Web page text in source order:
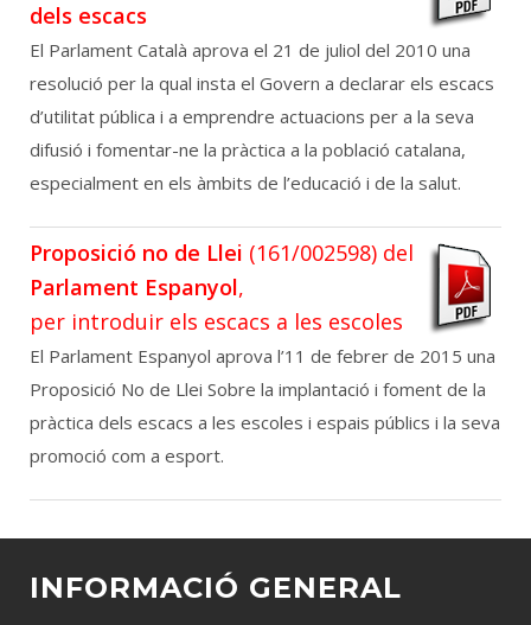
dels escacs
El Parlament Català aprova el 21 de juliol del 2010 una
resolució per la qual insta el Govern a declarar els escacs
d’utilitat pública i a emprendre actuacions per a la seva
difusió i fomentar-ne la pràctica a la població catalana,
especialment en els àmbits de l’educació i de la salut.
Proposició no de Llei (161/002598) del
Parlament Espanyol,
per introduir els escacs a les escoles
El Parlament Espanyol aprova l’11 de febrer de 2015 una
Proposició No de Llei Sobre la implantació i foment de la
pràctica dels escacs a les escoles i espais públics i la seva
promoció com a esport.
INFORMACIÓ GENERAL